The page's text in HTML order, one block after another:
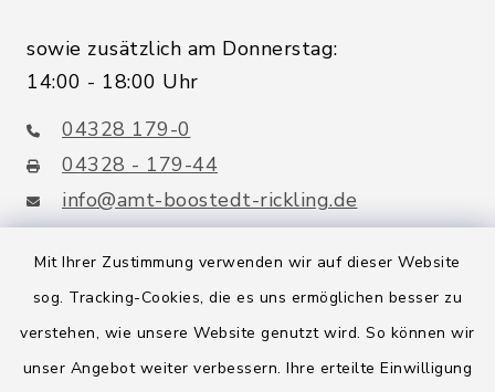
Mit Ihrer Zustimmung verwenden wir auf dieser Website
sog. Tracking-Cookies, die es uns ermöglichen besser zu
verstehen, wie unsere Website genutzt wird. So können wir
unser Angebot weiter verbessern. Ihre erteilte Einwilligung
sowie zusätzlich am Donnerstag:
14:00 - 18:00 Uhr
04328 179-0
04328 - 179-44
info@amt-boostedt-rickling.de
Quicklinks
Amt Boostedt-Rickling